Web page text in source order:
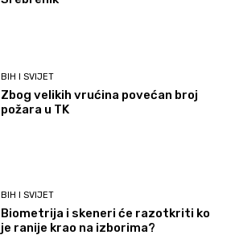
BIH I SVIJET
Zbog velikih vrućina povećan broj
požara u TK
BIH I SVIJET
Biometrija i skeneri će razotkriti ko
je ranije krao na izborima?